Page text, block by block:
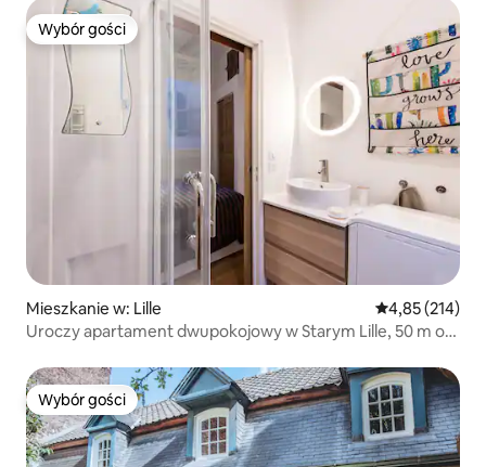
Wybór gości
Wybór gości
Mieszkanie w: Lille Średnia
4,85 (214)
Uroczy apartament dwupokojowy w Starym Lille, 50 m od
Wybór gości
Wybór gości